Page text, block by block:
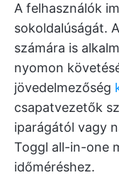
A felhasználók
sokoldalúságát.
számára is
nyomon
jövedelmezőség
csapatvezetők
iparágától vagy
Toggl all-in-one
időméréshez.